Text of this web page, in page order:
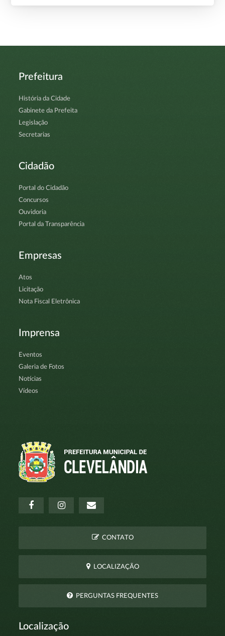
Prefeitura
História da Cidade
Gabinete da Prefeita
Legislação
Secretarias
Cidadão
Portal do Cidadão
Concursos
Ouvidoria
Portal da Transparência
Empresas
Atos
Licitação
Nota Fiscal Eletrônica
Imprensa
Eventos
Galeria de Fotos
Notícias
Vídeos
CONTATO
LOCALIZAÇÃO
PERGUNTAS FREQUENTES
Localização